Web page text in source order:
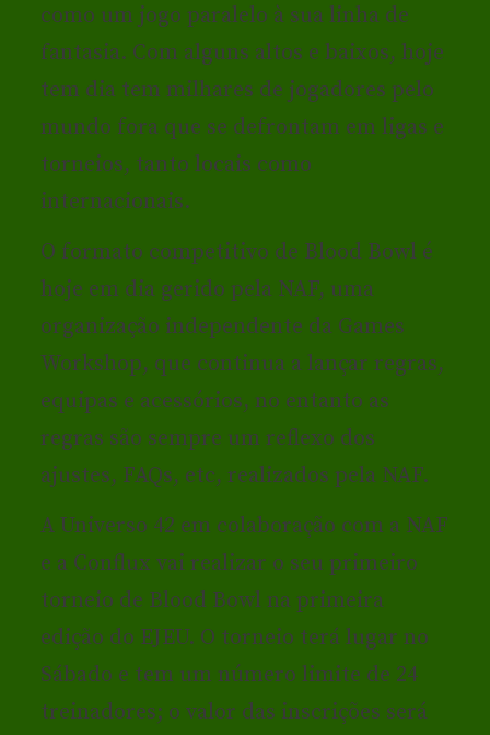
como um jogo paralelo à sua linha de
fantasia. Com alguns altos e baixos, hoje
tem dia tem milhares de jogadores pelo
mundo fora que se defrontam em ligas e
torneios, tanto locais como
internacionais.
O formato competitivo de Blood Bowl é
hoje em dia gerido pela NAF, uma
organização independente da Games
Workshop, que continua a lançar regras,
equipas e acessórios, no entanto as
regras são sempre um reflexo dos
ajustes, FAQs, etc, realizados pela NAF.
A Universo 42 em colaboração com a NAF
e a Conflux vai realizar o seu primeiro
torneio de Blood Bowl na primeira
edição do EJEU. O torneio terá lugar no
Sábado e tem um número limite de 24
treinadores; o valor das inscrições será